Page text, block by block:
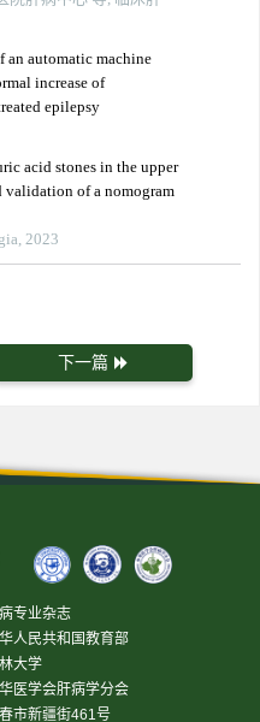
an automatic machine
increase of
epilepsy
acid stones in the upper
validation of a nomogram
2023
下一篇
专业杂志
人民共和国教育部
大学
医学会肝病学分会
市新疆街461号